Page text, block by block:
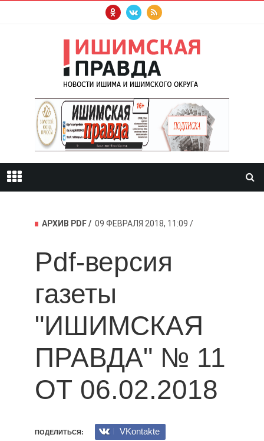
АРХИВ PDF 09 ФЕВРАЛЯ 2018, 11:09
Pdf-версия
газеты
"ИШИМСКАЯ
ПРАВДА" № 11
ОТ 06.02.2018
ПОДЕЛИТЬСЯ:
VKontakte